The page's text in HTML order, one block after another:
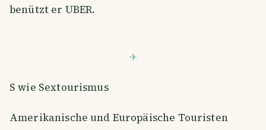
benützt er UBER.
S wie Sextourismus
Amerikanische und Europäische Touristen